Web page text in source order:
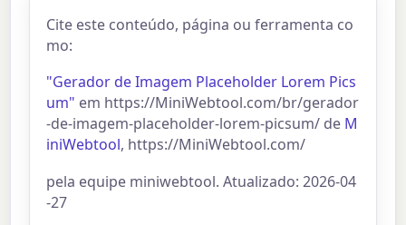
Cite este conteúdo, página ou ferramenta co
mo:
"Gerador de Imagem Placeholder Lorem Pics
um" em https://MiniWebtool.com/br/gerador
-de-imagem-placeholder-lorem-picsum/ de M
iniWebtool, https://MiniWebtool.com/
pela equipe miniwebtool. Atualizado: 2026-04
-27